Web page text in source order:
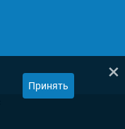
×
Принять